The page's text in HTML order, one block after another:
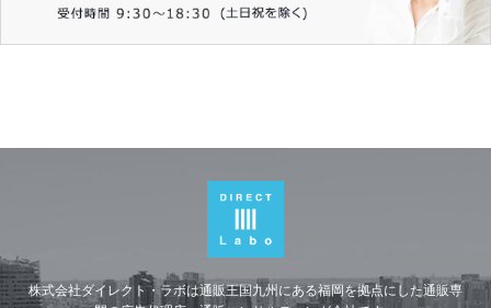
株式会社ダイレクト・ラボは通販王国九州にある福岡を拠点にした通販専